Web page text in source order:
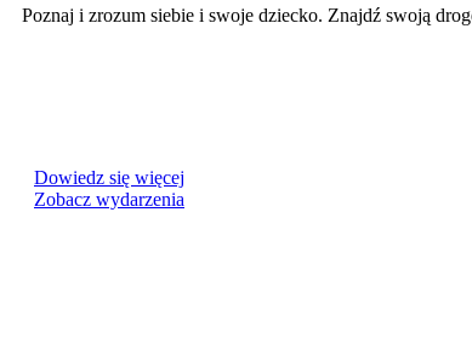
Poznaj i zrozum siebie i swoje dziecko. Znajdź swoją
Dowiedz się więcej
Zobacz wydarzenia